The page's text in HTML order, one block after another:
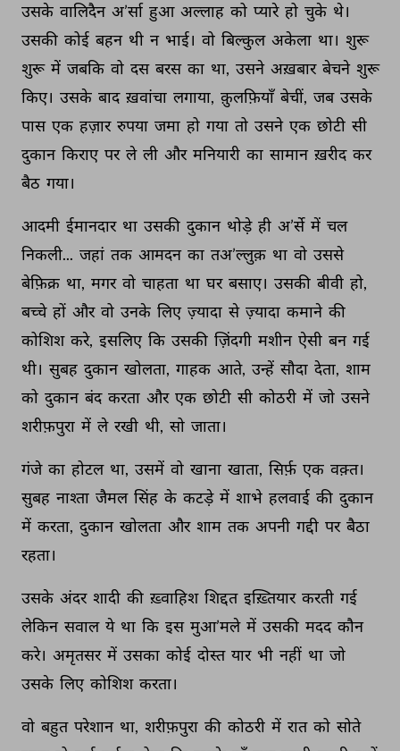
उसके वालिदैन अ’र्सा हुआ अल्लाह को प्यारे हो चुके थे।
उसकी कोई बहन थी न भाई। वो बिल्कुल अकेला था। शुरू
शुरू में जबकि वो दस बरस का था, उसने अख़बार बेचने शुरू
किए। उसके बाद ख़वांचा लगाया, क़ुलफ़ियाँ बेचीं, जब उसके
पास एक हज़ार रुपया जमा हो गया तो उसने एक छोटी सी
दुकान किराए पर ले ली और मनियारी का सामान ख़रीद कर
बैठ गया।
आदमी ईमानदार था उसकी दुकान थोड़े ही अ’र्से में चल
निकली... जहां तक आमदन का तअ’ल्लुक़ था वो उससे
बेफ़िक्र था, मगर वो चाहता था घर बसाए। उसकी बीवी हो,
बच्चे हों और वो उनके लिए ज़्यादा से ज़्यादा कमाने की
कोशिश करे, इसलिए कि उसकी ज़िंदगी मशीन ऐसी बन गई
थी। सुबह दुकान खोलता, गाहक आते, उन्हें सौदा देता, शाम
को दुकान बंद करता और एक छोटी सी कोठरी में जो उसने
शरीफ़पुरा में ले रखी थी, सो जाता।
गंजे का होटल था, उसमें वो खाना खाता, सिर्फ़ एक वक़्त।
सुबह नाश्ता जैमल सिंह के कटड़े में शाभे हलवाई की दुकान
में करता, दुकान खोलता और शाम तक अपनी गद्दी पर बैठा
रहता।
उसके अंदर शादी की ख़्वाहिश शिद्दत इख़्तियार करती गई
लेकिन सवाल ये था कि इस मुआ’मले में उसकी मदद कौन
करे। अमृतसर में उसका कोई दोस्त यार भी नहीं था जो
उसके लिए कोशिश करता।
वो बहुत परेशान था, शरीफ़पुरा की कोठरी में रात को सोते